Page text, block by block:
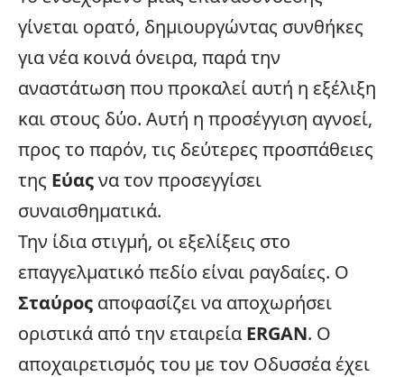
γίνεται ορατό, δημιουργώντας συνθήκες
για νέα κοινά όνειρα, παρά την
αναστάτωση που προκαλεί αυτή η εξέλιξη
και στους δύο. Αυτή η προσέγγιση αγνοεί,
προς το παρόν, τις δεύτερες προσπάθειες
της Εύαςνα τον προσεγγίσει
συναισθηματικά.
Την ίδια στιγμή, οι εξελίξεις στο
επαγγελματικό πεδίο είναι ραγδαίες. Ο
Σταύρος αποφασίζει να αποχωρήσει
οριστικά από την εταιρεία ERGAN. Ο
αποχαιρετισμός του με τον Οδυσσέα έχει